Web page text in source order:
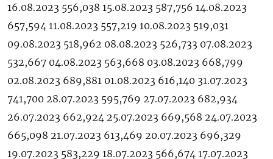
16.08.2023 556,038 15.08.2023 587,756 14.08.2023
657,594 11.08.2023 557,219 10.08.2023 519,031
09.08.2023 518,962 08.08.2023 526,733 07.08.2023
532,667 04.08.2023 563,668 03.08.2023 668,799
02.08.2023 689,881 01.08.2023 616,140 31.07.2023
741,700 28.07.2023 595,769 27.07.2023 682,934
26.07.2023 662,924 25.07.2023 669,568 24.07.2023
665,098 21.07.2023 613,469 20.07.2023 696,329
19.07.2023 583,229 18.07.2023 566,674 17.07.2023